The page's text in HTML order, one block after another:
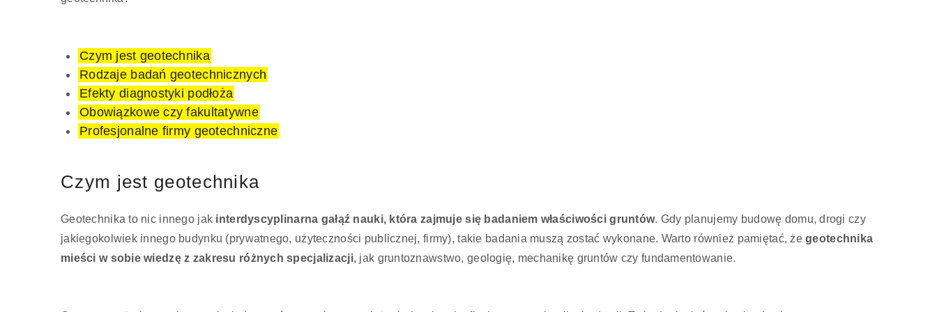
Czym jest geotechnika
Rodzaje badań geotechnicznych
Efekty diagnostyki podłoża
Obowiązkowe czy fakultatywne
Profesjonalne firmy geotechniczne
Czym jest geotechnika
Geotechnika to nic innego jak interdyscyplinarna gałąź nauki, która zajmuje się badaniem właściwości gruntów. Gdy planujemy budowę domu, drogi czy
jakiegokolwiek innego budynku (prywatnego, użyteczności publicznej, firmy), takie badania muszą zostać wykonane. Warto również pamiętać, żegeotechnika
mieści w sobie wiedzę z zakresu różnych specjalizacji, jak gruntoznawstwo, geologię, mechanikę gruntów czy fundamentowanie.